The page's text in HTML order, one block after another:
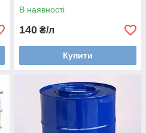
В наявності
140 ₴/л
Купити